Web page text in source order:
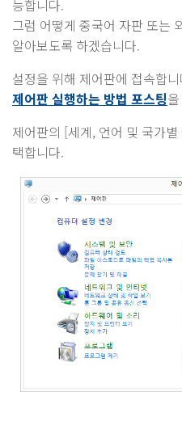
능합니다.
그럼 어떻게 중국어 자판 또는
알아보도록 하겠습니다.
설정을 위해 제어판에 접속합
제어판 실행하는 방법 포스팅
제어판의 [세계, 언어 및 국가
택합니다.